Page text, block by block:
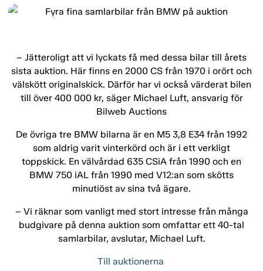
– Jätteroligt att vi lyckats få med dessa bilar till årets
sista auktion. Här finns en 2000 CS från 1970 i orört och
välskött originalskick. Därför har vi också värderat bilen
till över 400 000 kr, säger Michael Luft, ansvarig för
Bilweb Auctions
De övriga tre BMW bilarna är en M5 3,8 E34 från 1992
som aldrig varit vinterkörd och är i ett verkligt
toppskick. En välvårdad 635 CSiA från 1990 och en
BMW 750 iAL från 1990 med V12:an som skötts
minutiöst av sina två ägare.
­– Vi räknar som vanligt med stort intresse från många
budgivare på denna auktion som omfattar ett 40-tal
samlarbilar, avslutar, Michael Luft.
Till auktionerna